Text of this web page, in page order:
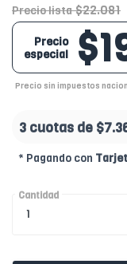
Precio lista $22.081
Precio
especial
Precio sin impuestos
3 cuotas de
* Pagando con
Cantidad